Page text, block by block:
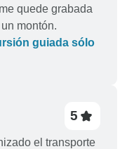
lo suficiente.
que
Aunque el
de semana
quede grabada
montón.
guiada sólo
5
el transporte